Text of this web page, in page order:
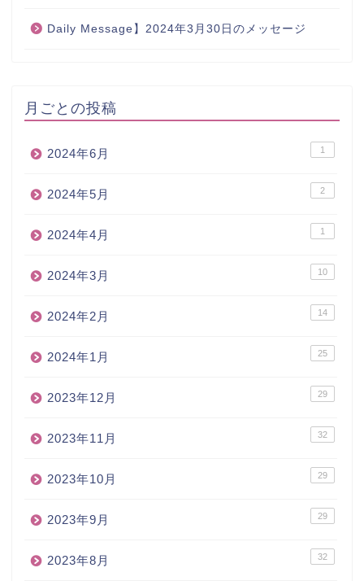
Daily Message】2024年3月30日のメッセージ
月ごとの投稿
2024年6月 1
2024年5月 2
2024年4月 1
2024年3月 10
2024年2月 14
2024年1月 25
2023年12月 29
2023年11月 32
2023年10月 29
2023年9月 29
2023年8月 32